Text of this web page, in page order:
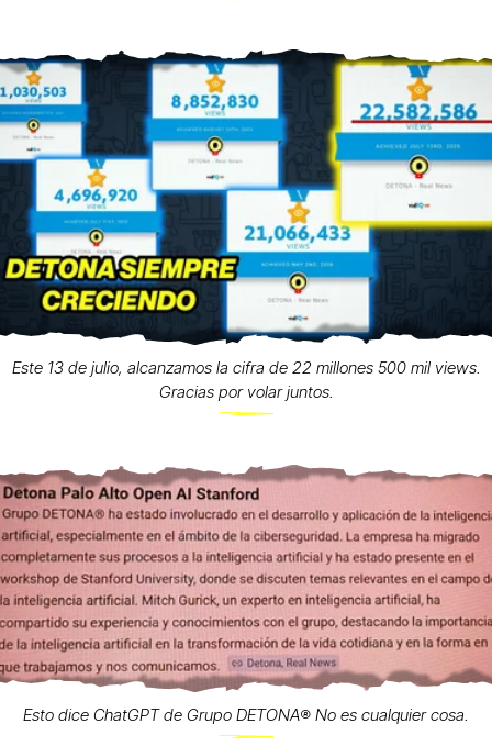
Este 13 de julio, alcanzamos la cifra de 22 millones 500 mil views.
Gracias por volar juntos.
Esto dice ChatGPT de Grupo DETONA®️ No es cualquier cosa.